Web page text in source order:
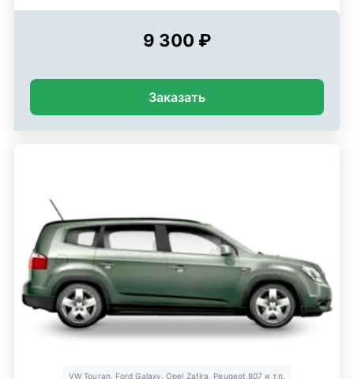
9 300 ₽
Заказать
VW Touran, Ford Galaxy, Opel Zafira, Peugeot 807 и т.п.